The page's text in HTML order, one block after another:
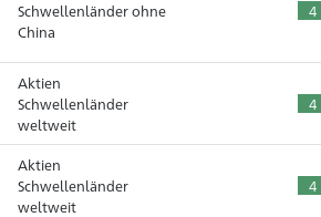
Schwellenländer ohne
China
4
Aktien
Schwellenländer
weltweit
4
Aktien
Schwellenländer
weltweit
4